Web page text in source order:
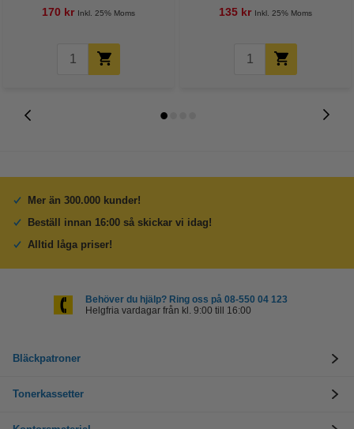
170 kr Inkl. 25% Moms 135 kr Inkl. 25% Moms
Mer än 300.000 kunder!
Beställ innan 16:00 så skickar vi idag!
Alltid låga priser!
Behöver du hjälp? Ring oss på 08-550 04 123
Helgfria vardagar från kl. 9:00 till 16:00
Bläckpatroner
Tonerkassetter